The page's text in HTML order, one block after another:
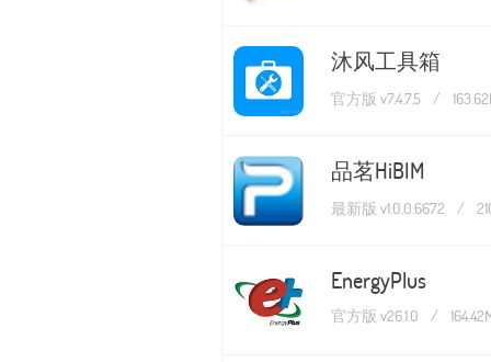
沐风工具箱
官方版 v7.4.7.5 /
品茗HiBIM
最新版 v1.0.0.6672 /
EnergyPlus
官方版 v26.1.0 /